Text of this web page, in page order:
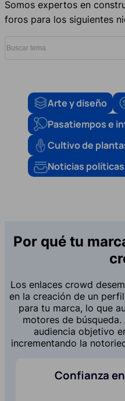
Somos expertos en
foros para los siguientes
Arte y diseño
Pasatiempos e
Cultivo de
Noticias políticas
Por qué tu
Los enlaces crowd
en la creación de un
para tu marca, lo que
motores de
audiencia objetivo
incrementando la
Confianza